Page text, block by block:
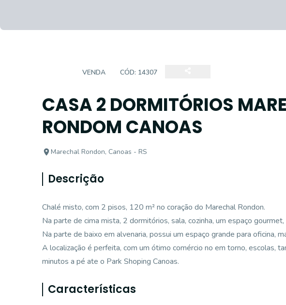
VENDA CÓD: 14307
CASA 2 DORMITÓRIOS
RONDOM CANOAS
Marechal Rondon, Canoas - RS
Descrição
Chalé misto, com 2 pisos, 120 m² no coração do Marechal Rondon.
Na parte de cima mista, 2 dormitórios, sala, cozinha, um espaço
Na parte de baixo em alvenaria, possui um espaço grande para oficina,
A localização é perfeita, com um ótimo comércio no em torno, escolas,
minutos a pé ate o Park Shoping Canoas.
Características